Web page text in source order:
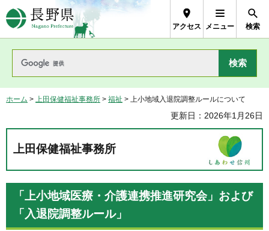
長野県Nagano Prefecture
アクセス メニュー 検索
ホーム > 上田保健福祉事務所 > 福祉 > 上小地域入退院調整ルールについて
更新日：2026年1月26日
上田保健福祉事務所
「上小地域医療・介護連携推進研究会」および
「入退院調整ルール」